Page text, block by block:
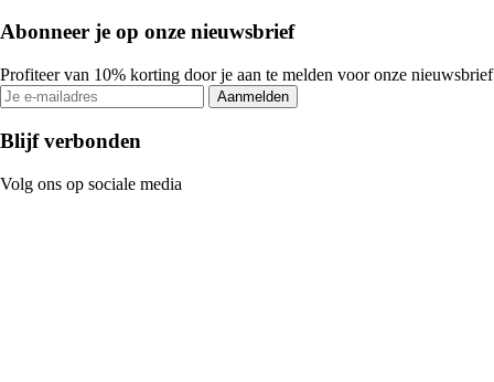
Abonneer je op onze nieuwsbrief
Profiteer van 10% korting door je aan te melden voor onze nieuwsbrief
Aanmelden
Blijf verbonden
Volg ons op sociale media